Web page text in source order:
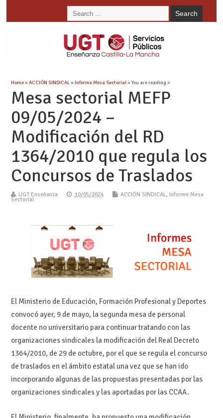
Home»ACCIÓN SINDICAL»Informe Mesa Sectorial» You are reading »
Mesa sectorial MEFP
09/05/2024 –
Modificación del RD
1364/2010 que regula los
Concursos de Traslados
UGT Enseñanza 10/05/2024 ACCIÓN SINDICAL, Informe Mesa
Sectorial
El Ministerio de Educación, Formación Profesional y Deportes
convocó ayer, 9 de mayo, la segunda mesa de personal
docente no universitario para continuar tratando con las
organizaciones sindicales la modificación del Real Decreto
1364/2010, de 29 de octubre, por el que se regula el concurso
de traslados en el ámbito estatal una vez que se han ido
incorporando algunas de las propuestas presentadas por las
organizaciones sindicales y las aportadas por las CCAA.